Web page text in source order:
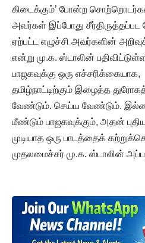
கிடைக்கும்’ போன்ற
அவர்கள் இப்போது சீர்திருத்தப்பட
ஏற்பட்ட எழுச்சி அவர்களின்
என்று மு.க. ஸ்டாலின்
பாஜகவுக்கு ஒரு எச்சரிக்கையாக,
தமிழ்நாட்டிற்கும் இழைத்த
வேண்டும். செய்ய வேண்டும்.
மீண்டும் பாஜகவுக்கும், அதன்
முடியாத ஒரு பாடத்தைக்
முதலமைச்சர் மு.க. ஸ்டாலின்